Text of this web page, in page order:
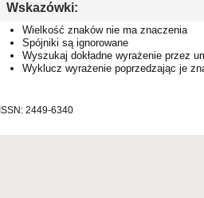
Wskazówki:
Wielkość znaków nie ma znaczenia
Spójniki są ignorowane
Wyszukaj dokładne wyrażenie przez
Wyklucz wyrażenie poprzedzając je
ISSN: 2449-6340